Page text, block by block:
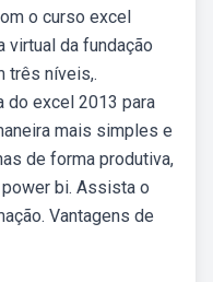
o curso excel
da fundação
três níveis,.
do excel 2013 para
mais simples e
de forma produtiva,
bi. Assista o
Vantagens de